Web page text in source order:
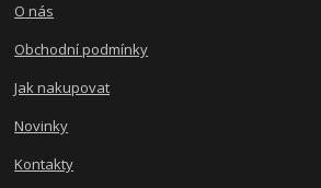
O nás
Obchodní podmínky
Jak nakupovat
Novinky
Kontakty